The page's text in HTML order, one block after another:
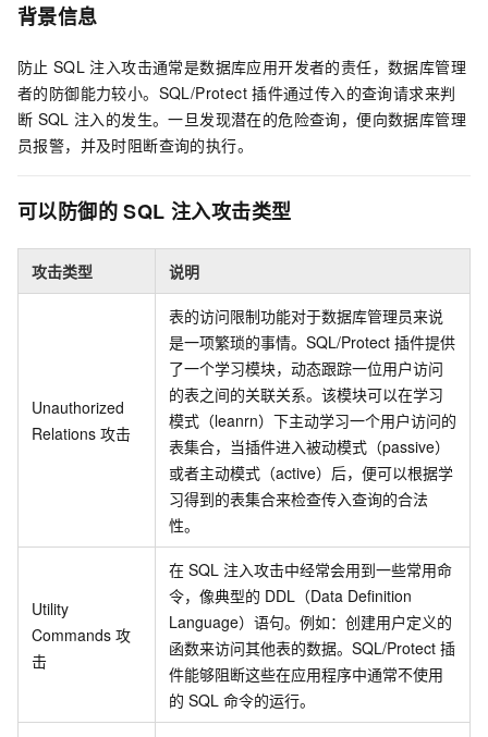
背景信息
防止 SQL 注入攻击通常是数据库应用开发者的责任，数据库管理
者的防御能力较小。SQL/Protect 插件通过传入的查询请求来判
断 SQL 注入的发生。一旦发现潜在的危险查询，便向数据库管理
员报警，并及时阻断查询的执行。
可以防御的 SQL 注入攻击类型
攻击类型 说明
Unauthorized
Relations 攻击
表的访问限制功能对于数据库管理员来说
是一项繁琐的事情。SQL/Protect 插件提供
了一个学习模块，动态跟踪一位用户访问
的表之间的关联关系。该模块可以在学习
模式（leanrn）下主动学习一个用户访问的
表集合，当插件进入被动模式（passive）
或者主动模式（active）后，便可以根据学
习得到的表集合来检查传入查询的合法
性。
Utility
Commands 攻
击
在 SQL 注入攻击中经常会用到一些常用命
令，像典型的 DDL（Data Definition
Language）语句。例如：创建用户定义的
函数来访问其他表的数据。SQL/Protect 插
件能够阻断这些在应用程序中通常不使用
的 SQL 命令的运行。